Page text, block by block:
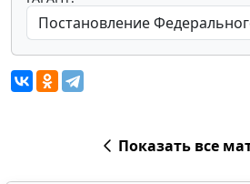
Показать все